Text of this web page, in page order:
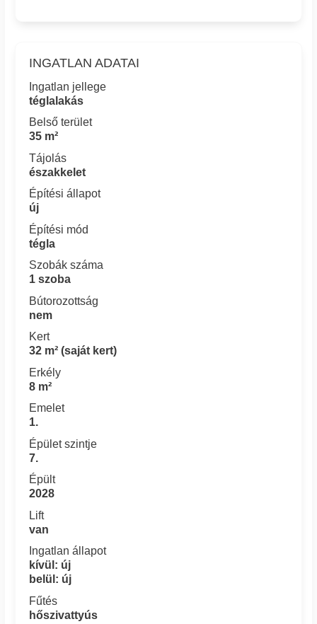
INGATLAN ADATAI
Ingatlan jellege
téglalakás
Belső terület
35 m²
Tájolás
északkelet
Építési állapot
új
Építési mód
tégla
Szobák száma
1 szoba
Bútorozottság
nem
Kert
32 m² (saját kert)
Erkély
8 m²
Emelet
1.
Épület szintje
7.
Épült
2028
Lift
van
Ingatlan állapot
kívül: új
belül: új
Fűtés
hőszivattyús